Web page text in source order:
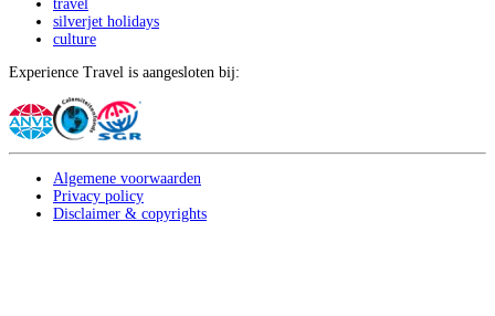
travel
silverjet holidays
culture
Experience Travel is aangesloten bij:
Algemene voorwaarden
Privacy policy
Disclaimer & copyrights